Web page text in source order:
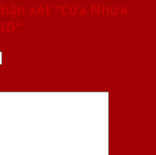
xét “Cửa Nhựa